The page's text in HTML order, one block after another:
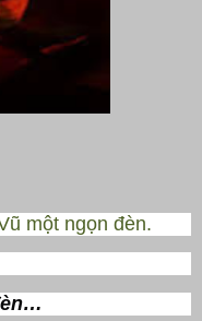
một ngọn đèn.